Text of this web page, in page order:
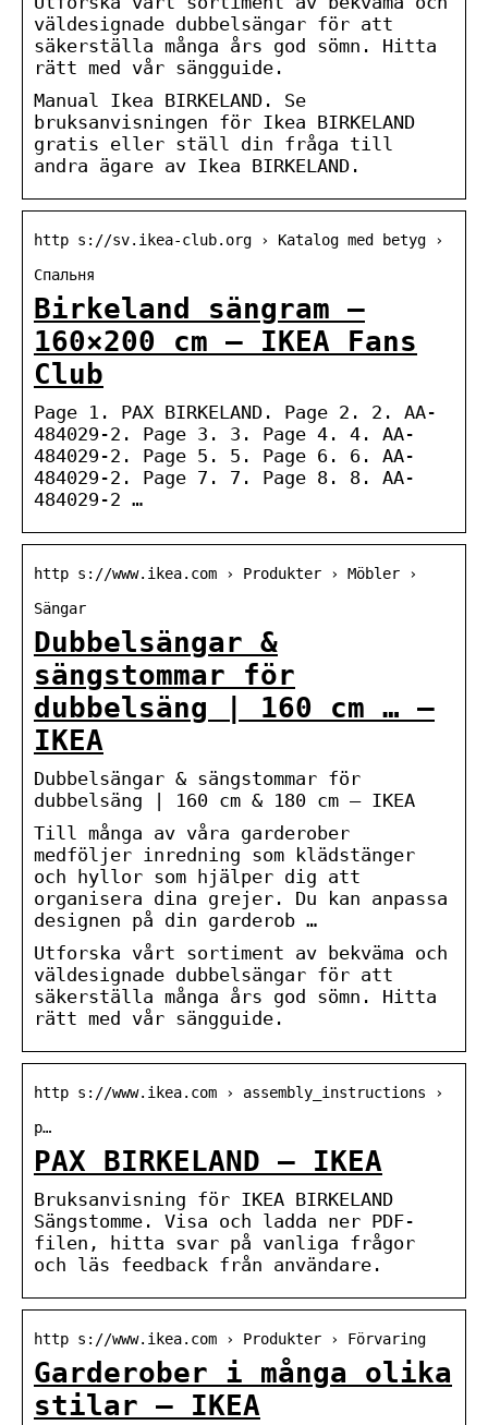
väldesignade dubbelsängar för att
säkerställa många års god sömn. Hitta
rätt med vår sängguide.
Manual Ikea BIRKELAND. Se
bruksanvisningen för Ikea BIRKELAND
gratis eller ställ din fråga till
andra ägare av Ikea BIRKELAND.
http s://sv.ikea-club.org › Katalog med betyg ›
Спальня
Birkeland sängram –
160×200 cm – IKEA Fans
Club
Page 1. PAX BIRKELAND. Page 2. 2. AA-
484029-2. Page 3. 3. Page 4. 4. AA-
484029-2. Page 5. 5. Page 6. 6. AA-
484029-2. Page 7. 7. Page 8. 8. AA-
484029-2 …
http s://www.ikea.com › Produkter › Möbler ›
Sängar
Dubbelsängar &
sängstommar för
dubbelsäng | 160 cm … –
IKEA
Dubbelsängar & sängstommar för
dubbelsäng | 160 cm & 180 cm – IKEA
Till många av våra garderober
medföljer inredning som klädstänger
och hyllor som hjälper dig att
organisera dina grejer. Du kan anpassa
designen på din garderob …
Utforska vårt sortiment av bekväma och
väldesignade dubbelsängar för att
säkerställa många års god sömn. Hitta
rätt med vår sängguide.
http s://www.ikea.com › assembly_instructions ›
p…
PAX BIRKELAND – IKEA
Bruksanvisning för IKEA BIRKELAND
Sängstomme. Visa och ladda ner PDF-
filen, hitta svar på vanliga frågor
och läs feedback från användare.
http s://www.ikea.com › Produkter › Förvaring
Garderober i många olika
stilar – IKEA